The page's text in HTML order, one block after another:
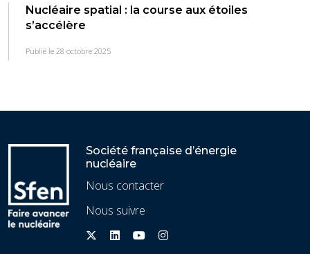
Nucléaire spatial : la course aux étoiles
s’accélère
Publié le 28 octobre 2025
Société française d’énergie
nucléaire
Nous contacter
Nous suivre